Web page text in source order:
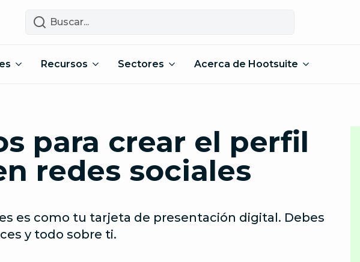
Buscar
Recursos Sectores Acerca de Hootsuite
para crear el perfil
redes sociales
es como tu tarjeta de presentación digital. Debes
y todo sobre ti.